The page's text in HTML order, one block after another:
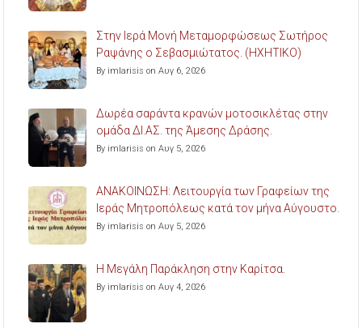
Στην Ιερά Μονή Μεταμορφώσεως Σωτήρος
Ραψάνης ο Σεβασμιώτατος. (ΗΧΗΤΙΚΟ)
By imlarisis on Αυγ 6, 2026
Δωρέα σαράντα κρανών μοτοσικλέτας στην
ομάδα ΔΙ.ΑΣ. της Άμεσης Δράσης.
By imlarisis on Αυγ 5, 2026
ΑΝΑΚΟΙΝΩΣΗ: Λειτουργία των Γραφείων της
Ιεράς Μητροπόλεως κατά τον μήνα Αύγουστο.
By imlarisis on Αυγ 5, 2026
Η Μεγάλη Παράκληση στην Καρίτσα.
By imlarisis on Αυγ 4, 2026